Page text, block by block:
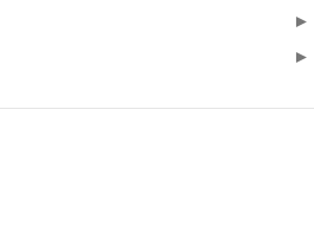
►
►